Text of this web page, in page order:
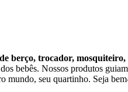
berço, trocador, mosquiteiro,
bebês. Nossos produtos
mundo, seu quartinho. Seja